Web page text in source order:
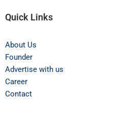
Quick Links
About Us
Founder
Advertise with us
Career
Contact